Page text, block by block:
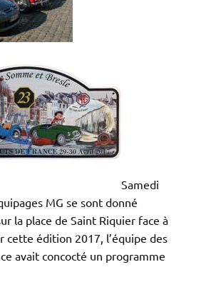
Samedi
MG se sont donné
la place de Saint Riquier face à
cette édition 2017, l’équipe des
avait concocté un programme